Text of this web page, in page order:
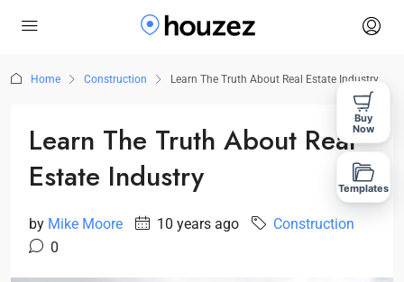
Home Construction Learn The Truth About Real Estate Industry
Learn The Truth About Real
Estate Industry
by Mike Moore 10 years ago
Construction
0
Buy
Now
Templates